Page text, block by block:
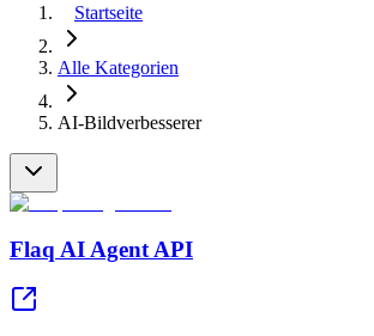
Startseite
Alle Kategorien
AI-Bildverbesserer
Flaq AI Agent API